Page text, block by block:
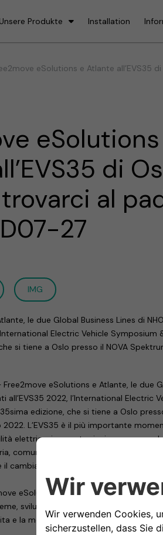
Unsere Produkte Installation
eSolutions e Atlante all’EVS35
di
al
27
IMG
le due Global Business Lines di
Electric Vehicle Symposium
si tiene a Oslo presso il NOVA
Free2move eSolutions e Atlante, le due
all’EVS35 2022, l’International Electric
edizione, che si tiene a Oslo
2022. L’EVS35 è il più importante
elettrica, in quanto riunisce
comunità di ricerca e ONG che si
cambiamento climatico riducendo le
eSolutions sono presenti nel
sviluppano tecnologie che
e la mobilità sostenibile.